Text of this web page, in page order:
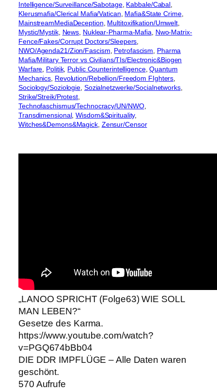
Intelligence/Surveillance/Sabotage, Kabbale/Cabal
Klerusmafia/Clerical Mafia/Vatican Mafia&State Crime
MainstreamMediaDeception Multitoxifikation/Umwelt
Mystic/Mystik, News Nuklear-Pharma-Mafia
Nwo-Matrix-
Fence/Fakes/Corrupt Doctors/Sleepers
NWO/Agenda21/Zion/Fascism Petrofascism
Pharma
Mafia/Military Terror vs Civilians/TIs/Electronic&Biogen
Warfare Politik, Public Counterintelligence, Quantum
Mechanics Revolution/Rebellion/Freedom FIghters
Sociology/Soziologie Sozialnetzwerke/Socialnetworks
Strike/Streik/Protest
Technofaschismus/Technocracy/UN/NWO
Transdimensional, Wisdom&Spirituality
Witches&Demons&Magick, Zensur/Censor
„LANOO SPRICHT (Folge63) WIE SOLL
MAN LEBEN?“
Gesetze des Karma.
https://www.youtube.com/watch?
v=PGQ674bBb04
DIE DDR IMPFLÜGE – Alle Daten waren
geschönt.
570 Aufrufe